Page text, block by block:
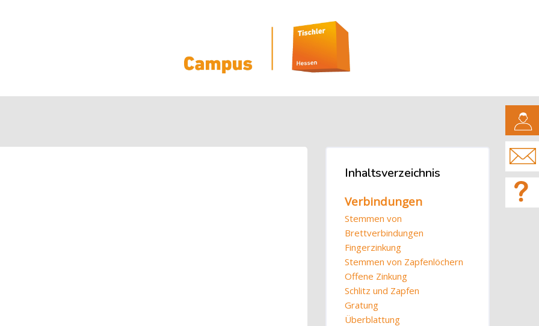
Inhaltsverzeichnis überspringen
Inhaltsverzeichnis
Verbindungen
Stemmen von
Brettverbindungen
Fingerzinkung
Stemmen von Zapfenlöchern
Offene Zinkung
Schlitz und Zapfen
Gratung
Überblattung